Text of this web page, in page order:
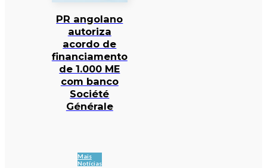
PR angolano
autoriza
acordo de
financiamento
de 1.000 ME
com banco
Société
Générale
Mais
Notícias